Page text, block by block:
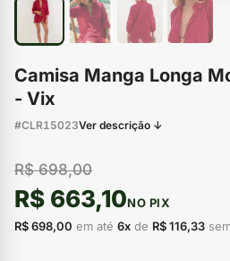
Camisa Manga Longa
- Vix
#CLR15023Ver descrição ↓
R$ 698,00
R$ 663,10NO PIX
R$ 698,00 em até 6x de R$ 116,33